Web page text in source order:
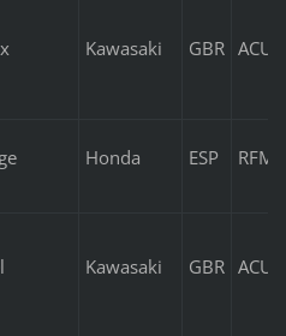
Kawasaki GBR ACU
Honda ESP RFME
Kawasaki GBR ACU